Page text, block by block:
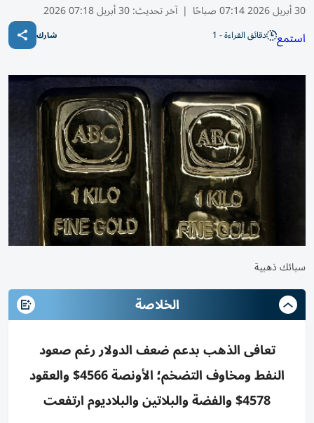
30 أبريل 2026 07:14 صباحًا | آخر تحديث:30 أبريل 07:18 2026
استمع دقائق القراءة - 1 شارك
سبائك ذهبية
الخلاصة
تعافى الذهب بدعم ضعف الدولار رغم صعود
النفط ومخاوف التضخم؛ الأونصة 4566$ والعقود
4578$ والفضة والبلاتين والبلاديوم ارتفعت